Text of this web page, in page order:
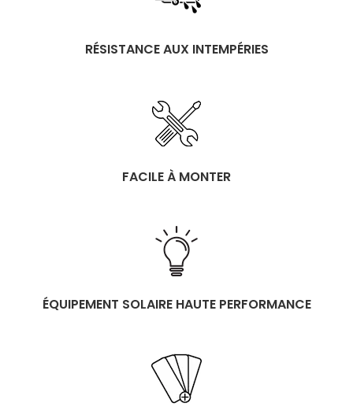
RÉSISTANCE AUX INTEMPÉRIES
FACILE À MONTER
ÉQUIPEMENT SOLAIRE HAUTE PERFORMANCE